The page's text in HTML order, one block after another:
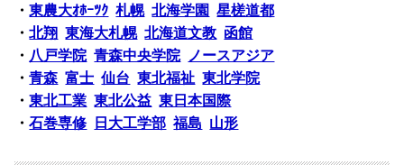
・東農大ｵﾎｰﾂｸ 札幌 北海学園
星槎道都
・北翔 東海大札幌 北海道文教 函館
・ 八戸学院 青森中央学院
ノースアジア
・青森 富士 仙台 東北福祉 東北学院
・東北工業 東北公益 東日本国際
・石巻専修 日大工学部 福島 山形